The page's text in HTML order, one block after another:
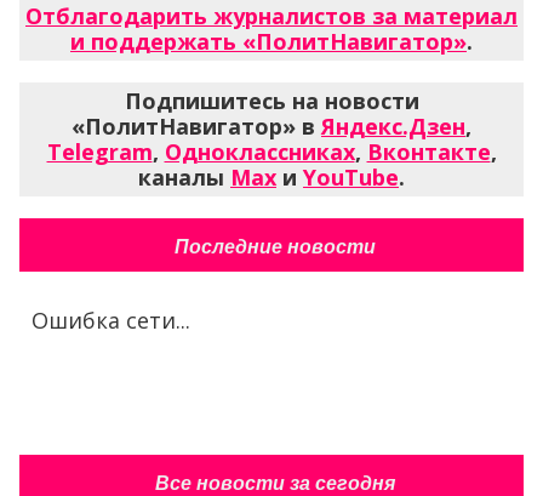
Отблагодарить журналистов за материал
и поддержать «ПолитНавигатор».
Подпишитесь на новости
«ПолитНавигатор» вЯндекс.Дзен,
Telegram, Одноклассниках, Вконтакте,
каналы Max и YouTube.
Последние новости
Ошибка сети...
Все новости за сегодня